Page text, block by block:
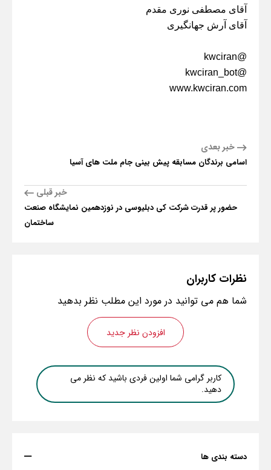
آقای مصطفی نوری مقدم
آقای آرش جهانگیری
@kwciran
@kwciran_bot
www.kwciran.com
خبر بعدی
اسامی برندگان مسابقه پیش بینی جام ملت های آسیا
خبر قبلی
حضور پر قدرت شرکت کی دبلیوسی در نوزدهمین نمایشگاه صنعت
ساختمان
نظرات کاربران
شما هم می توانید در مورد این مطلب نظر بدهید
افزودن نظر جدید
کاربر گرامی شما اولین فردی باشید که نظر می
دهید.
دسته بندی ها